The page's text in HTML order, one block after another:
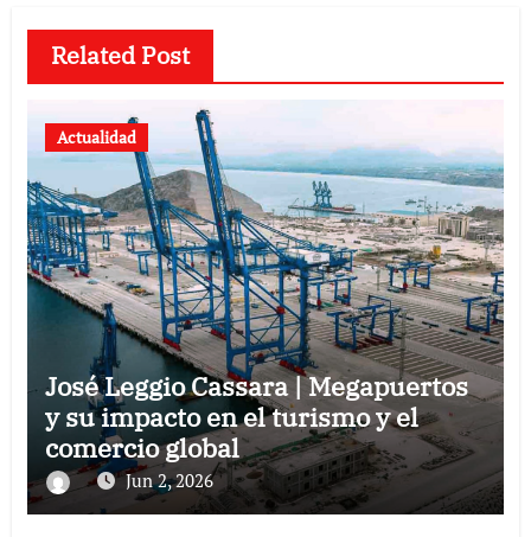
Related Post
Actualidad
José Leggio Cassara | Megapuertos
y su impacto en el turismo y el
comercio global
Jun 2, 2026